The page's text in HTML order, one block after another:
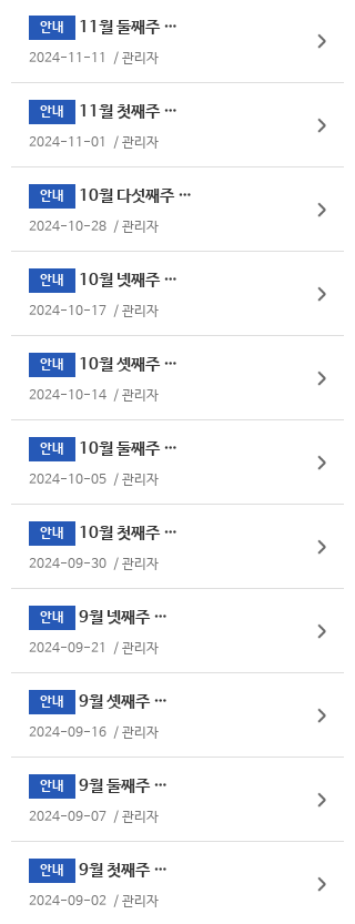
안내 11월 둘째주 식단표
2024-11-11 / 관리자
안내 11월 첫째주 식단표
2024-11-01 / 관리자
안내 10월 다섯째주 식단표
2024-10-28 / 관리자
안내 10월 넷째주 식단표
2024-10-17 / 관리자
안내 10월 셋째주 식단표
2024-10-14 / 관리자
안내 10월 둘째주 식단표
2024-10-05 / 관리자
안내 10월 첫째주 식단표
2024-09-30 / 관리자
안내 9월 넷째주 식단표
2024-09-21 / 관리자
안내 9월 셋째주 식단표
2024-09-16 / 관리자
안내 9월 둘째주 식단표
2024-09-07 / 관리자
안내 9월 첫째주 식단표
2024-09-02 / 관리자